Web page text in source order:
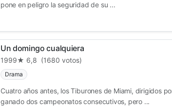
pone en peligro la seguridad de su ...
Un domingo cualquiera
1999★ 6,8 (1680 votos)
Drama
Cuatro años antes, los Tiburones de Miami, dirigidos
ganado dos campeonatos consecutivos, pero ...